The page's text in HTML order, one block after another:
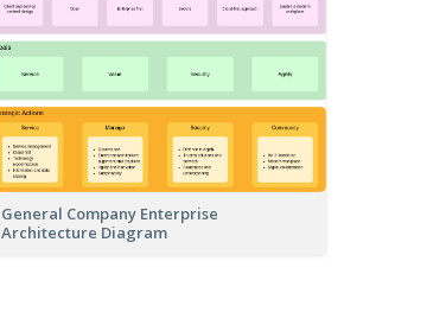
General Company Enterprise
Architecture Diagram